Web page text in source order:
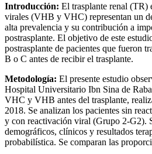
Introducción: El trasplante renal (TR)
virales (VHB y VHC) representan un
alta prevalencia y su contribución a
postrasplante. El objetivo de este
postrasplante de pacientes que fueron
B o C antes de recibir el trasplante.
Metodología: El presente estudio
Hospital Universitario Ibn Sina de
VHC y VHB antes del trasplante,
2018. Se analizan los pacientes sin
y con reactivación viral (Grupo 2-G2).
demográficos, clínicos y resultados
probabilística. Se comparan las